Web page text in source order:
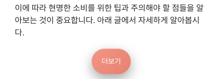
이에 따라 현명한 소비를 위한 팁과 주의해야 할 점들을 알
아보는 것이 중요합니다. 아래 글에서 자세하게 알아봅시
다.
더보기